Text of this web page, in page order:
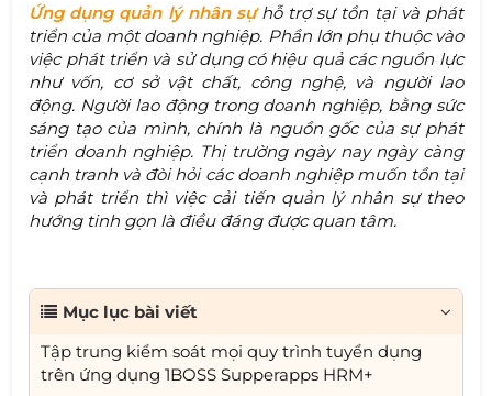
Ứng dụng quản lý nhân sựhỗ trợ sự tồn tại và phát
triển của một doanh nghiệp. Phần lớn phụ thuộc vào
việc phát triển và sử dụng có hiệu quả các nguồn lực
như vốn, cơ sở vật chất, công nghệ, và người lao
động. Người lao động trong doanh nghiệp, bằng sức
sáng tạo của mình, chính là nguồn gốc của sự phát
triển doanh nghiệp. Thị trường ngày nay ngày càng
cạnh tranh và đòi hỏi các doanh nghiệp muốn tồn tại
và phát triển thì việc cải tiến quản lý nhân sự theo
hướng tinh gọn là điều đáng được quan tâm.
Mục lục bài viết
Tập trung kiểm soát mọi quy trình tuyển dụng
trên ứng dụng 1BOSS Supperapps HRM+